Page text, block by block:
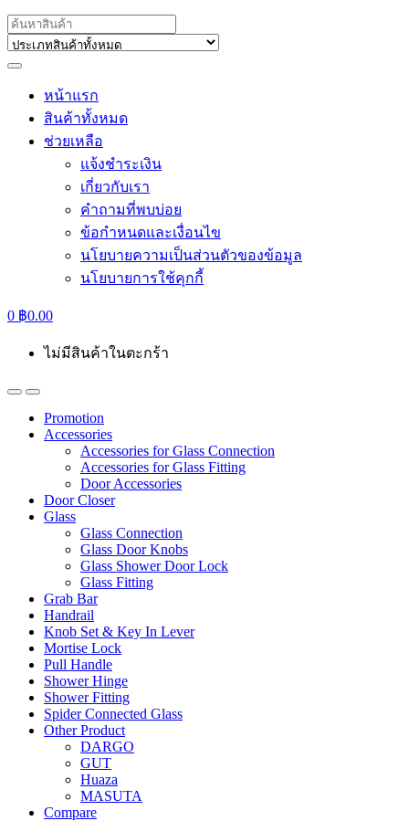
Search
for:
หน้าแรก
สินค้าทั้งหมด
ช่วยเหลือ
แจ้งชำระเงิน
เกี่ยวกับเรา
คำถามที่พบบ่อย
ข้อกำหนดและเงื่อนไข
นโยบายความเป็นส่วนตัวของข้อมูล
นโยบายการใช้คุกกี้
0 ฿0.00
ไม่มีสินค้าในตะกร้า
Promotion
Accessories
Accessories for Glass Connection
Accessories for Glass Fitting
Door Accessories
Door Closer
Glass
Glass Connection
Glass Door Knobs
Glass Shower Door Lock
Glass Fitting
Grab Bar
Handrail
Knob Set & Key In Lever
Mortise Lock
Pull Handle
Shower Hinge
Shower Fitting
Spider Connected Glass
Other Product
DARGO
GUT
Huaza
MASUTA
Compare